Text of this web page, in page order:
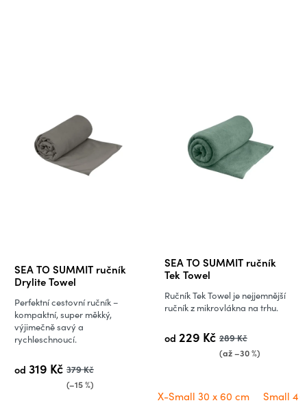
SEA TO SUMMIT ručník
Drylite Towel
od 319 Kč 379 Kč
(–15 %)
Perfektní cestovní ručník –
kompaktní, super měkký,
výjimečně savý a
rychleschnoucí.
SEA TO SUMMIT ručník
Tek Towel
Průměrné
hodnocení
produktu
je
z
od 229 Kč 289 Kč
(až –30 %)
Ručník Tek Towel je nejjemnější
ručník z mikrovlákna na trhu.
X-Small 30 x 60 cm Small